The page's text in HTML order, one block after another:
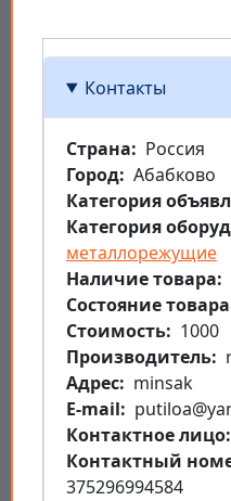
Контакты
Страна
Россия
Город Абабково
Категория
Категория
металлорежущие
Наличие товара
Состояние товара
Стоимость
1000
Производитель
Aдрес
minsak
E-mail
Контактное лицо
Контактный
375296994584